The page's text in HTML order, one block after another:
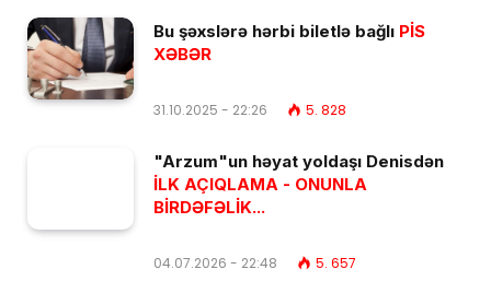
Bu şəxslərə hərbi biletlə bağlı PİS
XƏBƏR
31.10.2025 - 22:26 5. 828
"Arzum"un həyat yoldaşı Denisdən
İLK AÇIQLAMA - ONUNLA
BİRDƏFƏLİK...
04.07.2026 - 22:48 5. 657